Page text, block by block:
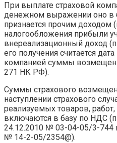
При выплате страховой
денежном выражении оно в
признается прочим доходом
налогообложения прибыли
внереализационный доход
его получения считается
компанией суммы
271 НК РФ).
Суммы страхового
наступлении страхового
реализуемых товаров, работ,
включаются в базу по НДС
24.12.2010 № 03-04-05/3-744
№ 14-2-05/2354@).